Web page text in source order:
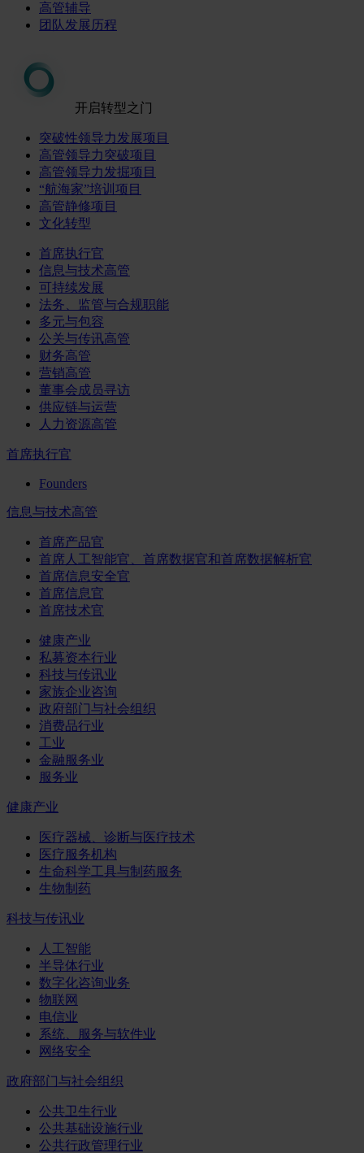
高管辅导
团队发展历程
开启转型之门
突破性领导力发展项目
高管领导力突破项目
高管领导力发掘项目
“航海家”培训项目
高管静修项目
文化转型
首席执行官
信息与技术高管
可持续发展
法务、监管与合规职能
多元与包容
公关与传讯高管
财务高管
营销高管
董事会成员寻访
供应链与运营
人力资源高管
首席执行官
Founders
信息与技术高管
首席产品官
首席人工智能官、首席数据官和首席数据解析官
首席信息安全官
首席信息官
首席技术官
健康产业
私募资本行业
科技与传讯业
家族企业咨询
政府部门与社会组织
消费品行业
工业
金融服务业
服务业
健康产业
医疗器械、诊断与医疗技术
医疗服务机构
生命科学工具与制药服务
生物制药
科技与传讯业
人工智能
半导体行业
数字化咨询业务
物联网
电信业
系统、服务与软件业
网络安全
政府部门与社会组织
公共卫生行业
公共基础设施行业
公共行政管理行业